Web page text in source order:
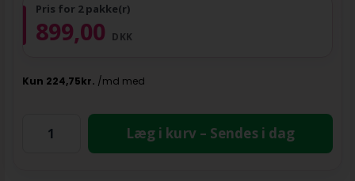
Pris for 2 pakke(r)
899,00 DKK
Læg i kurv – Sendes i dag